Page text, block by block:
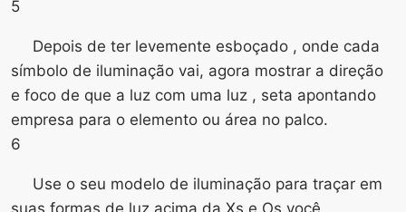
5
Depois de ter levemente esboçado , onde cada
símbolo de iluminação vai, agora mostrar a direção
e foco de que a luz com uma luz , seta apontando
empresa para o elemento ou área no palco.
6
Use o seu modelo de iluminação para traçar em
suas formas de luz acima da Xs e Os você